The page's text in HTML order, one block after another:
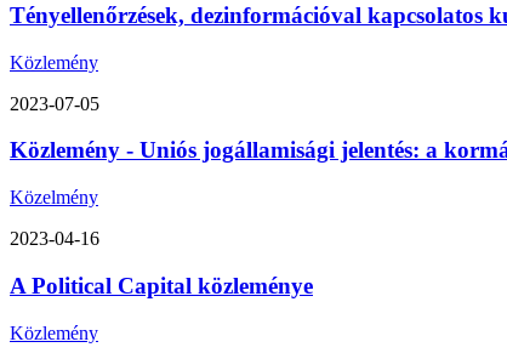
Tényellenőrzések, dezinformációval kapcsolatos
Közlemény
2023-07-05
Közlemény - Uniós jogállamisági jelentés: a
Közelmény
2023-04-16
A Political Capital közleménye
Közlemény